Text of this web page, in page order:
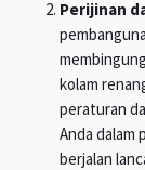
Perijinan
kolam
peraturan
Anda dalam
berjalan